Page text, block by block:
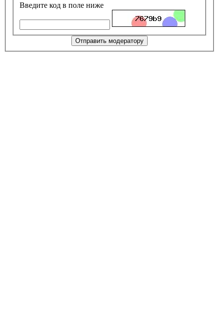
Введите код в поле ниже
Отправить модератору